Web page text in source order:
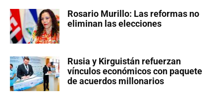
Rosario Murillo: Las reformas no
eliminan las elecciones
Rusia y Kirguistán refuerzan
vínculos económicos con paquete
de acuerdos millonarios